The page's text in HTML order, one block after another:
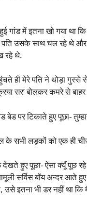
गांड में इतना खो गया था
उसके साथ चल रहे थे और
रहे थे.
ही मेरे पति ने थोड़ा गुस्से
सर’ बोलकर कमरे से
बेड पर टिकाते हुए पूछा-
सभी लड़कों को एक ही
हुए पूछा- ऐसा क्यूँ पूछ
सर्विस बॉय अन्दर आते हुए
उसे इतना भी डर नहीं था कि